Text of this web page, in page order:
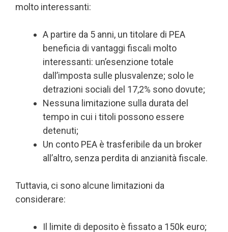
molto interessanti:
A partire da 5 anni, un titolare di PEA
beneficia di vantaggi fiscali molto
interessanti: un’esenzione totale
dall’imposta sulle plusvalenze; solo le
detrazioni sociali del 17,2% sono dovute;
Nessuna limitazione sulla durata del
tempo in cui i titoli possono essere
detenuti;
Un conto PEA è trasferibile da un broker
all’altro, senza perdita di anzianità fiscale.
Tuttavia, ci sono alcune limitazioni da
considerare:
Il limite di deposito è fissato a 150k euro;